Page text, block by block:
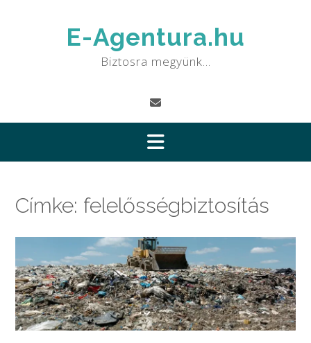
E-Agentura.hu
Biztosra megyünk…
Címke: felelősségbiztosítás